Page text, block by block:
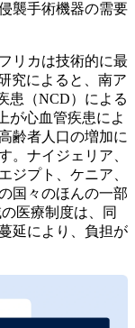
襲手術機器の需要
リカは技術的に最
究によると、南ア
患（NCD）による
が心血管疾患によ
齢者人口の増加に
。ナイジェリア、
ジプト、ケニア、
国々のほんの一部
医療制度は、同
延により、負担が